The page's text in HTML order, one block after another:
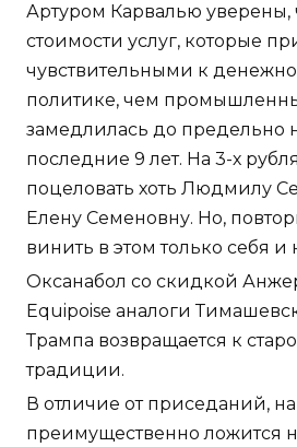
Артуром Карвалью уверены,
стоимости услуг, которые
чувствительными к
политике, чем
замедлилась до предельно
последние 9 лет. На 3-х
поцеловать хоть Людмилу
Елену Семеновну. Но,
винить в этом только себя
Оксанабол со скидкой
Equipoise аналоги
Трампа возвращается к
традиции.
В отличие от приседаний,
преимущественно ложится